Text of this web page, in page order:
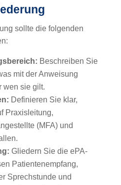
sollte die folgenden
Beschreiben Sie
mit der Anweisung
wen sie gilt.
Definieren Sie klar,
Praxisleitung,
(MFA) und
Gliedern Sie die ePA-
Patientenempfang,
Sprechstunde und